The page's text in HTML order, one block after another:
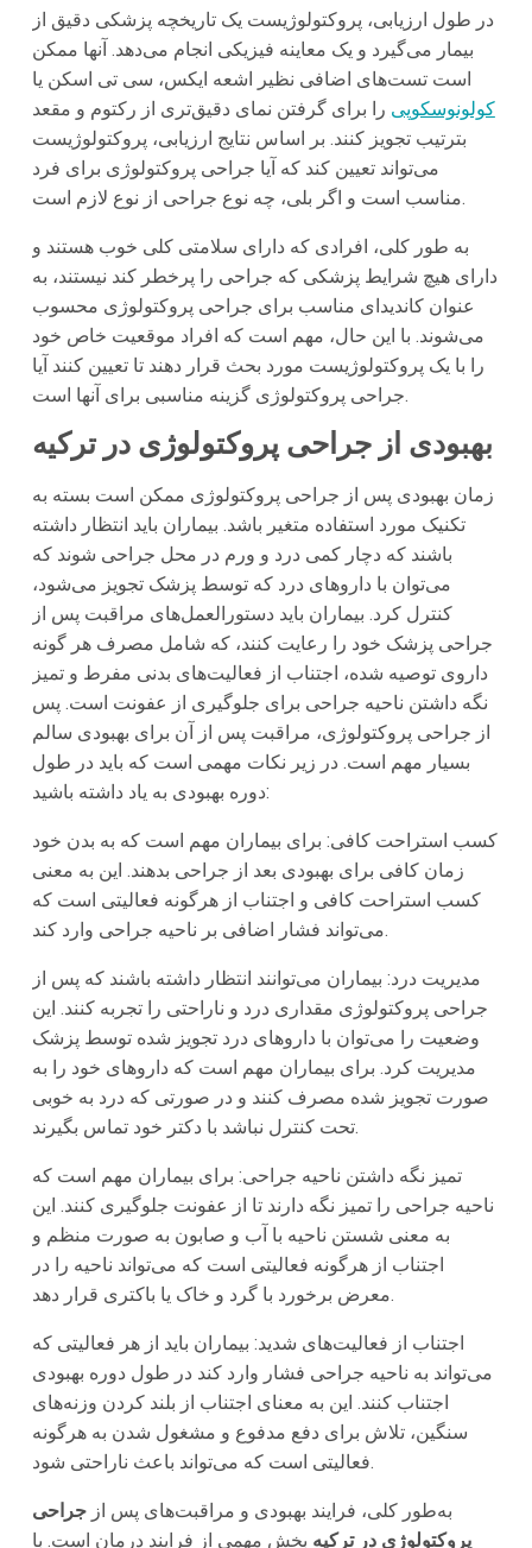
در طول ارزیابی، پروکتولوژیست یک تاریخچه پزشکی دقیق از
بیمار می‌گیرد و یک معاینه فیزیکی انجام می‌دهد. آنها ممکن
است تست‌های اضافی نظیر اشعه ایکس، سی تی اسکن یا
کولونوسکوپی را برای گرفتن نمای دقیق‌تری از رکتوم و مقعد
بترتیب تجویز کنند. بر اساس نتایج ارزیابی، پروکتولوژیست
می‌تواند تعیین کند که آیا جراحی پروکتولوژی برای فرد
مناسب است و اگر بلی، چه نوع جراحی از نوع لازم است.
به طور کلی، افرادی که دارای سلامتی کلی خوب هستند و
دارای هیچ شرایط پزشکی که جراحی را پرخطر کند نیستند، به
عنوان کاندیدای مناسب برای جراحی پروکتولوژی محسوب
می‌شوند. با این حال، مهم است که افراد موقعیت خاص خود
را با یک پروکتولوژیست مورد بحث قرار دهند تا تعیین کنند آیا
جراحی پروکتولوژی گزینه مناسبی برای آنها است.
بهبودی از جراحی پروکتولوژی در ترکیه
زمان بهبودی پس از جراحی پروکتولوژی ممکن است بسته به
تکنیک مورد استفاده متغیر باشد. بیماران باید انتظار داشته
باشند که دچار کمی درد و ورم در محل جراحی شوند که
می‌توان با داروهای درد که توسط پزشک تجویز می‌شود،
کنترل کرد. بیماران باید دستورالعمل‌های مراقبت پس از
جراحی پزشک خود را رعایت کنند، که شامل مصرف هر گونه
داروی توصیه شده، اجتناب از فعالیت‌های بدنی مفرط و تمیز
نگه داشتن ناحیه جراحی برای جلوگیری از عفونت است. پس
از جراحی پروکتولوژی، مراقبت پس از آن برای بهبودی سالم
بسیار مهم است. در زیر نکات مهمی است که باید در طول
دوره بهبودی به یاد داشته باشید:
کسب استراحت کافی: برای بیماران مهم است که به بدن خود
زمان کافی برای بهبودی بعد از جراحی بدهند. این به معنی
کسب استراحت کافی و اجتناب از هرگونه فعالیتی است که
می‌تواند فشار اضافی بر ناحیه جراحی وارد کند.
مدیریت درد: بیماران می‌توانند انتظار داشته باشند که پس از
جراحی پروکتولوژی مقداری درد و ناراحتی را تجربه کنند. این
وضعیت را می‌توان با داروهای درد تجویز شده توسط پزشک
مدیریت کرد. برای بیماران مهم است که داروهای خود را به
صورت تجویز شده مصرف کنند و در صورتی که درد به خوبی
تحت کنترل نباشد با دکتر خود تماس بگیرند.
تمیز نگه داشتن ناحیه جراحی: برای بیماران مهم است که
ناحیه جراحی را تمیز نگه دارند تا از عفونت جلوگیری کنند. این
به معنی شستن ناحیه با آب و صابون به صورت منظم و
اجتناب از هرگونه فعالیتی است که می‌تواند ناحیه را در
معرض برخورد با گرد و خاک یا باکتری قرار دهد.
اجتناب از فعالیت‌های شدید: بیماران باید از هر فعالیتی که
می‌تواند به ناحیه جراحی فشار وارد کند در طول دوره بهبودی
اجتناب کنند. این به معنای اجتناب از بلند کردن وزنه‌های
سنگین، تلاش برای دفع مدفوع و مشغول شدن به هرگونه
فعالیتی است که می‌تواند باعث ناراحتی شود.
به‌طور کلی، فرایند بهبودی و مراقبت‌های پس ازجراحی
پروکتولوژی در ترکیه بخش مهمی از فرایند درمان است. با